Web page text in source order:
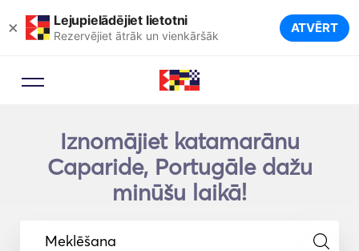
× Lejupielādējiet lietotni
Rezervējiet ātrāk un vienkāršāk ATVĒRT
Iznomājiet katamarānu
Caparide, Portugāle dažu
minūšu laikā!
Meklēšana